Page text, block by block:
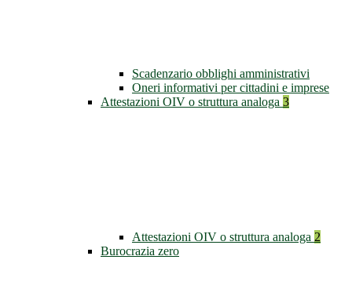
Scadenzario obblighi amministrativi
Oneri informativi per cittadini e imprese
Attestazioni OIV o struttura analoga 3
Attestazioni OIV o struttura analoga 2
Burocrazia zero